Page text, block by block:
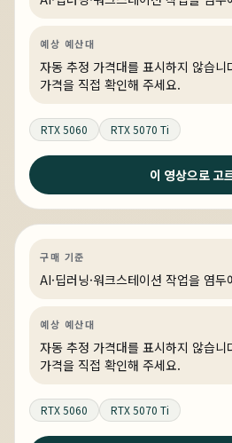
예상 예산대
자동 추정 가격대를 표시하지 않습니
가격을 직접 확인해 주세요.
RTX 5060 RTX 5070 Ti
이 영상으로 고
AI·딥러닝
6일 전
FHD 고주사율을 원할하게 플레
구매 기준
AI·딥러닝·워크스테이션 작업을 염
예상 예산대
자동 추정 가격대를 표시하지 않습니
가격을 직접 확인해 주세요.
RTX 5060 RTX 5070 Ti